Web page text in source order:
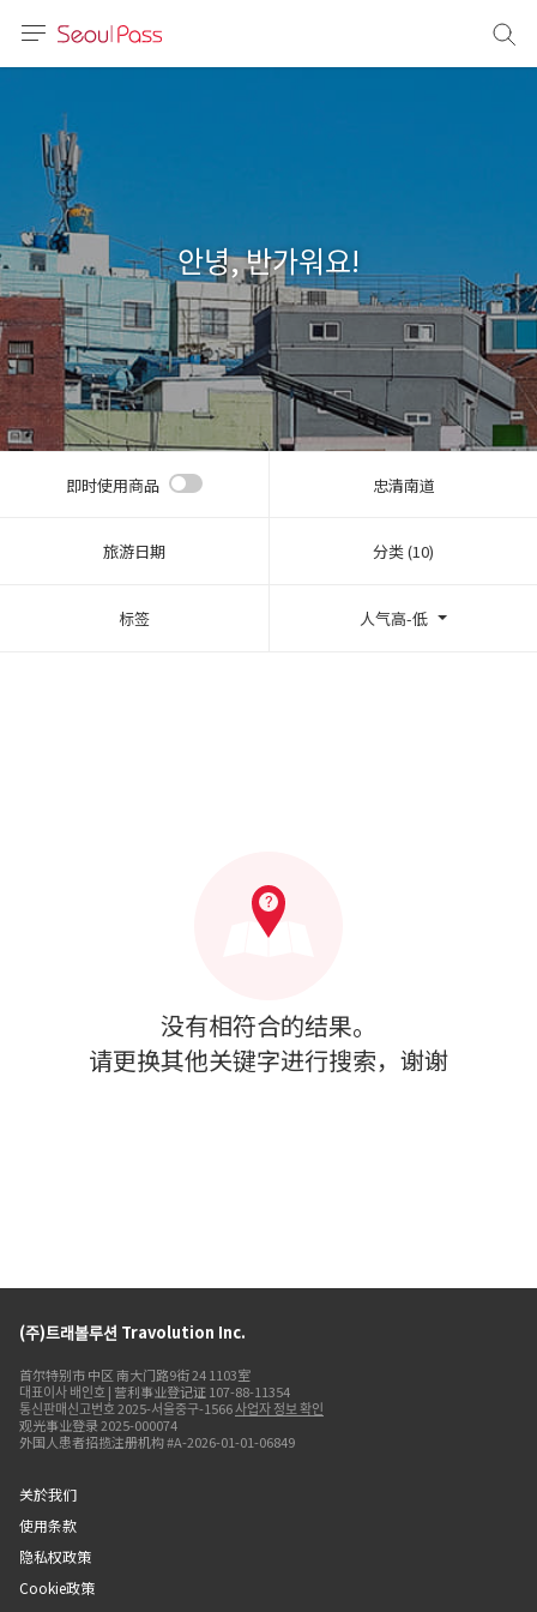
体)
文 (台灣)
안녕, 반가워요!
即时使用商品 忠清南道
旅游日期 分类 (10)
标签 人气高-低
没有相符合的结果。
请更换其他关键字进行搜索，谢谢
(주)트래볼루션 Travolution Inc.
首尔特别市 中区 南大门路9街 24 1103室
대표이사 배인호 | 营利事业登记证 107-88-11354
통신판매신고번호 2025-서울중구-1566사업자 정보 확인
观光事业登录 2025-000074
外国人患者招揽注册机构 #A-2026-01-01-06849
关於我们
使用条款
隐私权政策
Cookie政策